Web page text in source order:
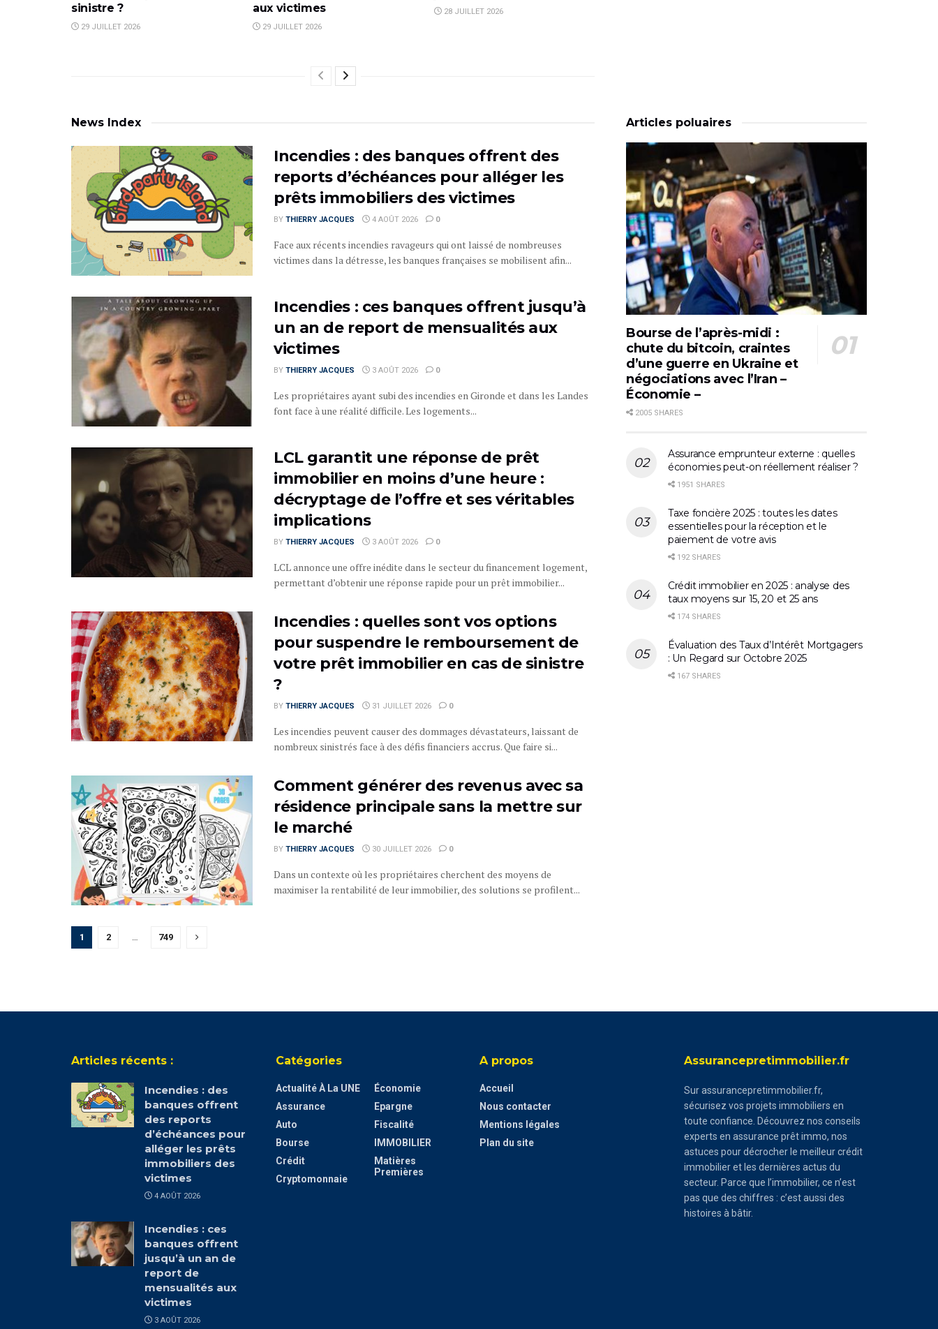
sinistre ?
29 JUILLET 2026
aux victimes
29 JUILLET 2026
28 JUILLET 2026
News Index
Incendies : des banques offrent des
reports d’échéances pour alléger les
prêts immobiliers des victimes
BY THIERRY JACQUES 4 AOÛT 2026 0
Face aux récents incendies ravageurs qui ont laissé de nombreuses
victimes dans la détresse, les banques françaises se mobilisent afin...
Incendies : ces banques offrent jusqu’à
un an de report de mensualités aux
victimes
BY THIERRY JACQUES 3 AOÛT 2026 0
Les propriétaires ayant subi des incendies en Gironde et dans les Landes
font face à une réalité difficile. Les logements...
LCL garantit une réponse de prêt
immobilier en moins d’une heure :
décryptage de l’offre et ses véritables
implications
BY THIERRY JACQUES 3 AOÛT 2026 0
LCL annonce une offre inédite dans le secteur du financement logement,
permettant d’obtenir une réponse rapide pour un prêt immobilier...
Incendies : quelles sont vos options
pour suspendre le remboursement de
votre prêt immobilier en cas de sinistre
?
BY THIERRY JACQUES 31 JUILLET 2026 0
Les incendies peuvent causer des dommages dévastateurs, laissant de
nombreux sinistrés face à des défis financiers accrus. Que faire si...
Comment générer des revenus avec sa
résidence principale sans la mettre sur
le marché
BY THIERRY JACQUES 30 JUILLET 2026 0
Dans un contexte où les propriétaires cherchent des moyens de
maximiser la rentabilité de leur immobilier, des solutions se profilent...
1 2 749
Articles poluaires
Bourse de l’après-midi :
chute du bitcoin, craintes
d’une guerre en Ukraine et
négociations avec l’Iran –
Économie –
2005 SHARES
Assurance emprunteur externe : quelles
économies peut-on réellement réaliser ?
1951 SHARES
Taxe foncière 2025 : toutes les dates
essentielles pour la réception et le
paiement de votre avis
192 SHARES
Crédit immobilier en 2025 : analyse des
taux moyens sur 15, 20 et 25 ans
174 SHARES
Évaluation des Taux d’Intérêt Mortgagers
: Un Regard sur Octobre 2025
167 SHARES
Articles récents :
Incendies : des
banques offrent
des reports
d’échéances pour
alléger les prêts
immobiliers des
victimes
4 AOÛT 2026
Incendies : ces
banques offrent
jusqu’à un an de
report de
mensualités aux
victimes
3 AOÛT 2026
Catégories
Actualité À La UNE
Assurance
Auto
Bourse
Crédit
Cryptomonnaie
Économie
Epargne
Fiscalité
IMMOBILIER
Matières
Premières
A propos
Accueil
Nous contacter
Mentions légales
Plan du site
Assurancepretimmobilier.fr
Sur assurancepretimmobilier.fr,
sécurisez vos projets immobiliers en
toute confiance. Découvrez nos conseils
experts en assurance prêt immo, nos
astuces pour décrocher le meilleur crédit
immobilier et les dernières actus du
secteur. Parce que l’immobilier, ce n’est
pas que des chiffres : c’est aussi des
histoires à bâtir.